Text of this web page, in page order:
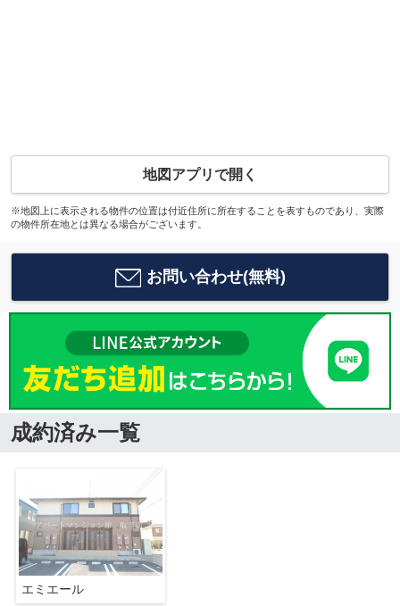
地図アプリで開く
※地図上に表示される物件の位置は付近住所に所在することを表すものであり、実際
の物件所在地とは異なる場合がございます。
お問い合わせ(無料)
成約済み一覧
エミエール